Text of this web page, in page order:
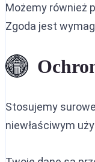
Możemy również
Zgoda jest
Stosujemy
niewłaściwym